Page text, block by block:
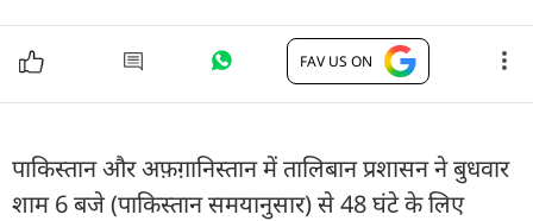
FAV US ON
पाकिस्तान और अफ़ग़ानिस्तान में तालिबान प्रशासन ने बुधवार
शाम 6 बजे (पाकिस्तान समयानुसार) से 48 घंटे के लिए